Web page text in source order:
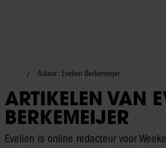
Auteur: Evelien Berkemeijer
ARTIKELEN VAN
BERKEMEIJER
Evelien is online redacteur voor